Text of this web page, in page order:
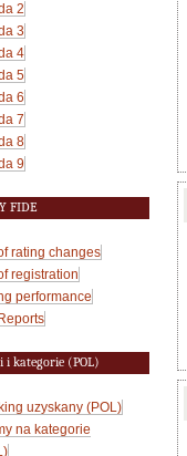
2
3
4
5
6
7
8
9
FIDE
rating changes
registration
performance
i kategorie (POL)
uzyskany (POL)
na kategorie